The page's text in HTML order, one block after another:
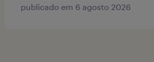
publicado em 6 agosto 2026